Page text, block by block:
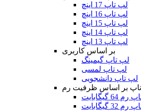
لپ تاپ 17 اینچ
لپ تاپ 16 اینچ
لپ تاپ 15 اینچ
لپ تاپ 14 اینچ
لپ تاپ 13 اینچ
بر اساس کاربری
لپ تاپ گیمینگ
لپ تاپ لمسی
لپ تاپ دانشجویی
بر اساس ظرفیت رم
64 گیگابایت
32 گیگابایت